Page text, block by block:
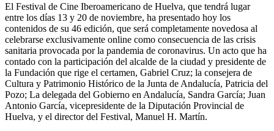
El Festival de Cine Iberoamericano de Huelva, que tendrá lugar
entre los días 13 y 20 de noviembre, ha presentado hoy los
contenidos de su 46 edición, que será completamente novedosa al
celebrarse exclusivamente online como consecuencia de las crisis
sanitaria provocada por la pandemia de coronavirus. Un acto que ha
contado con la participación del alcalde de la ciudad y presidente de
la Fundación que rige el certamen, Gabriel Cruz; la consejera de
Cultura y Patrimonio Histórico de la Junta de Andalucía, Patricia del
Pozo; La delegada del Gobierno en Andalucía, Sandra García; Juan
Antonio García, vicepresidente de la Diputación Provincial de
Huelva, y el director del Festival, Manuel H. Martín.